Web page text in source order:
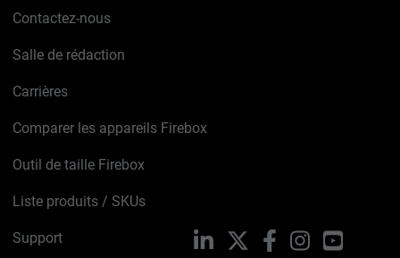
Contactez-nous
Salle de rédaction
Carrières
Comparer les appareils Firebox
Outil de taille Firebox
Liste produits / SKUs
Support LinkedIn FacebookInstagramYouTube